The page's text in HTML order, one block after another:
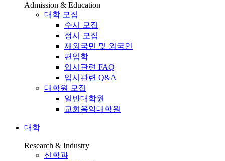
Admission & Education
대학 모집
수시 모집
정시 모집
재외국민 및 외국인
편입학
입시관련 FAQ
입시관련 Q&A
대학원 모집
일반대학원
교회음악대학원
대학
Research & Industry
신학과